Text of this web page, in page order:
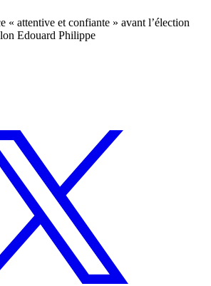
« attentive et confiante » avant l’élection
Edouard Philippe